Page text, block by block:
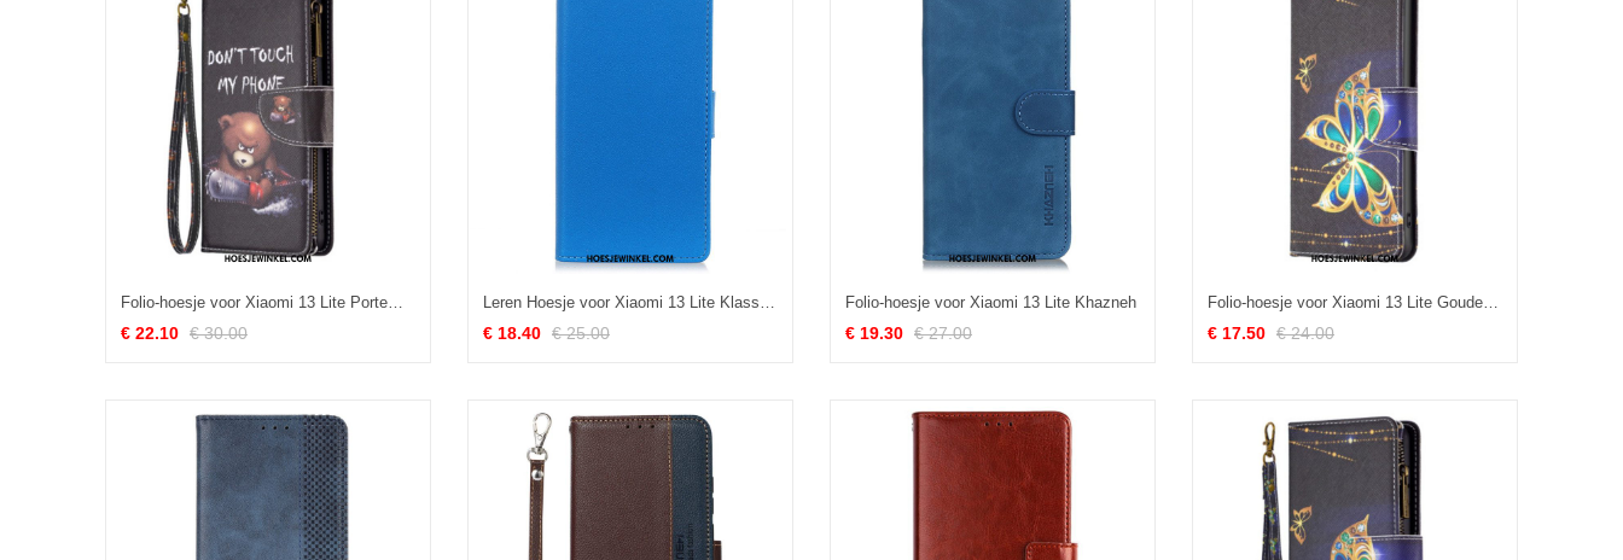
Folio-hoesje voor Xiaomi 13 Lite Portemonnee Leren Dangerous Bear-portemonnee
€ 22.10 € 30.00
Leren Hoesje voor Xiaomi 13 Lite Klassiek
€ 18.40 € 25.00
Folio-hoesje voor Xiaomi 13 Lite Khazneh
€ 19.30 € 27.00
Folio-hoesje voor Xiaomi 13 Lite Gouden Vlinders
€ 17.50 € 24.00